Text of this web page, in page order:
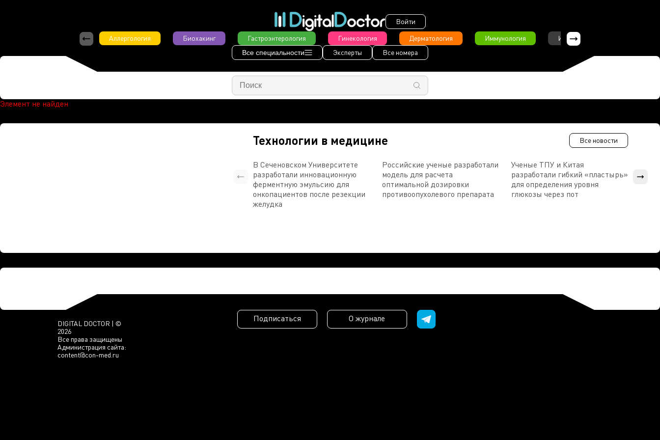
Войти
Аллергология
Биохакинг Гастроэнтерология Гинекология Дерматология Иммунология Интервью
Все специальности Эксперты Все номера
Элемент не найден
Технологии в медицине Все новости
В Сеченовском Университете
разработали инновационную
ферментную эмульсию для
онкопациентов после резекции
желудка
Российские ученые разработали
модель для расчета
оптимальной дозировки
противоопухолевого препарата
Ученые ТПУ и Китая
разработали гибкий «пластырь»
для определения уровня
глюкозы через пот
DIGITAL DOCTOR | ©
2026
Все права защищены
Администрация сайта:
content@con-med.ru
Подписаться О журнале